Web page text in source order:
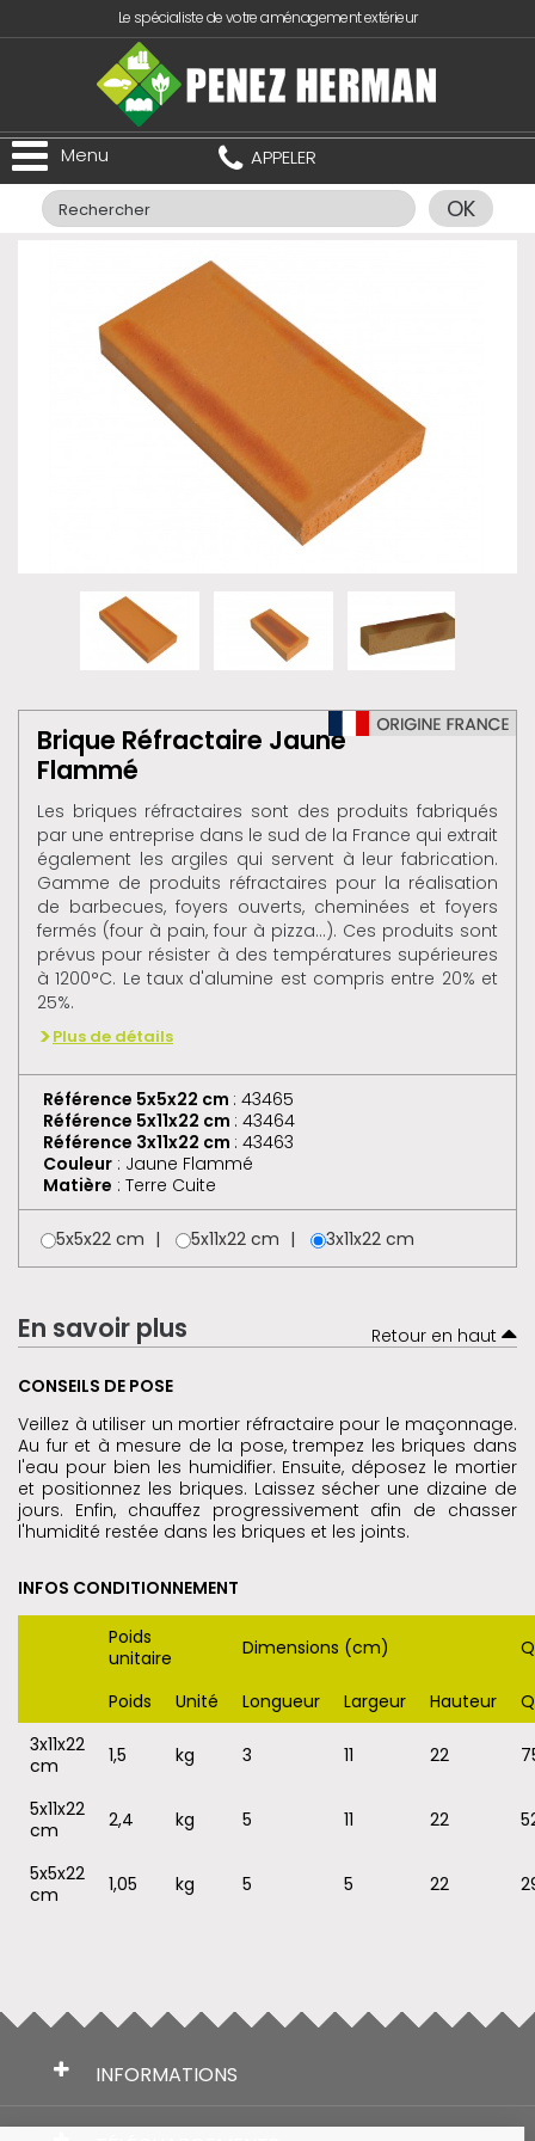
Le spécialiste de votre aménagement extérieur
APPELER
OK
Menu
Brique Réfractaire Jaune
Flammé
Les briques réfractaires sont des produits fabriqués
par une entreprise dans le sud de la France qui extrait
également les argiles qui servent à leur fabrication.
Gamme de produits réfractaires pour la réalisation
de barbecues, foyers ouverts, cheminées et foyers
fermés (four à pain, four à pizza...). Ces produits sont
prévus pour résister à des températures supérieures
à 1200°C. Le taux d'alumine est compris entre 20% et
25%.
Plus de détails
Référence 5x5x22 cm : 43465
Référence 5x11x22 cm : 43464
Référence 3x11x22 cm : 43463
Couleur : Jaune Flammé
Matière : Terre Cuite
5x5x22 cm 5x11x22 cm 3x11x22 cm
En savoir plus Retour en haut
CONSEILS DE POSE
Veillez à utiliser un mortier réfractaire pour le maçonnage.
Au fur et à mesure de la pose, trempez les briques dans
l'eau pour bien les humidifier. Ensuite, déposez le mortier
et positionnez les briques. Laissez sécher une dizaine de
jours. Enfin, chauffez progressivement afin de chasser
l'humidité restée dans les briques et les joints.
INFOS CONDITIONNEMENT
Poids
unitaire
Dimensions (cm)
Poids Unité Longueur Largeur Hauteur
3x11x22
cm
1,5 kg 3 11 22
5x11x22
cm
2,4 kg 5 11 22
5x5x22
cm
1,05 kg 5 5 22
INFORMATIONS